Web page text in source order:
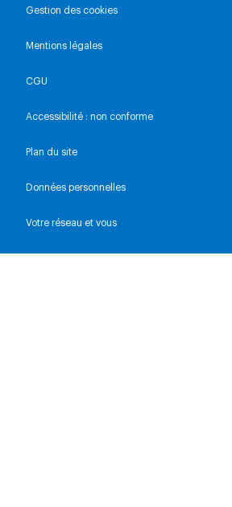
Gestion des cookies
Mentions légales
CGU
Accessibilité : non conforme
Plan du site
Données personnelles
Votre réseau et vous